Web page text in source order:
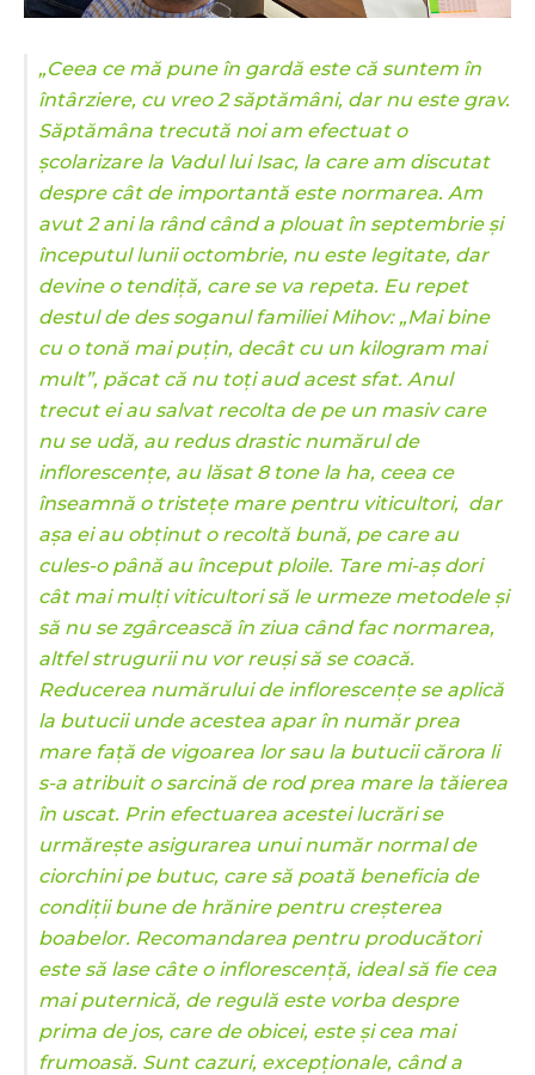
„Ceea ce mă pune în gardă este că suntem în
întârziere, cu vreo 2 săptămâni, dar nu este grav.
Săptămâna trecută noi am efectuat o
școlarizare la Vadul lui Isac, la care am discutat
despre cât de importantă este normarea. Am
avut 2 ani la rând când a plouat în septembrie și
începutul lunii octombrie, nu este legitate, dar
devine o tendiță, care se va repeta. Eu repet
destul de des soganul familiei Mihov: „Mai bine
cu o tonă mai puțin, decât cu un kilogram mai
mult”, păcat că nu toți aud acest sfat. Anul
trecut ei au salvat recolta de pe un masiv care
nu se udă, au redus drastic numărul de
inflorescenţe, au lăsat 8 tone la ha, ceea ce
înseamnă o tristețe mare pentru viticultori, dar
așa ei au obținut o recoltă bună, pe care au
cules-o până au început ploile. Tare mi-aș dori
cât mai mulți viticultori să le urmeze metodele și
să nu se zgârcească în ziua când fac normarea,
altfel strugurii nu vor reuși să se coacă.
Reducerea numărului de inflorescenţe se aplică
la butucii unde acestea apar în număr prea
mare faţă de vigoarea lor sau la butucii cărora li
s-a atribuit o sarcină de rod prea mare la tăierea
în uscat. Prin efectuarea acestei lucrări se
urmăreşte asigurarea unui număr normal de
ciorchini pe butuc, care să poată beneficia de
condiţii bune de hrănire pentru creşterea
boabelor. Recomandarea pentru producători
este să lase câte o inflorescență, ideal să fie cea
mai puternică, de regulă este vorba despre
prima de jos, care de obicei, este și cea mai
frumoasă. Sunt cazuri, excepționale, când a